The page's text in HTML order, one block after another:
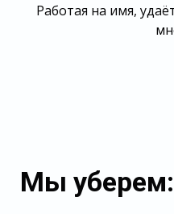
Работая на имя,
Мы уберем: